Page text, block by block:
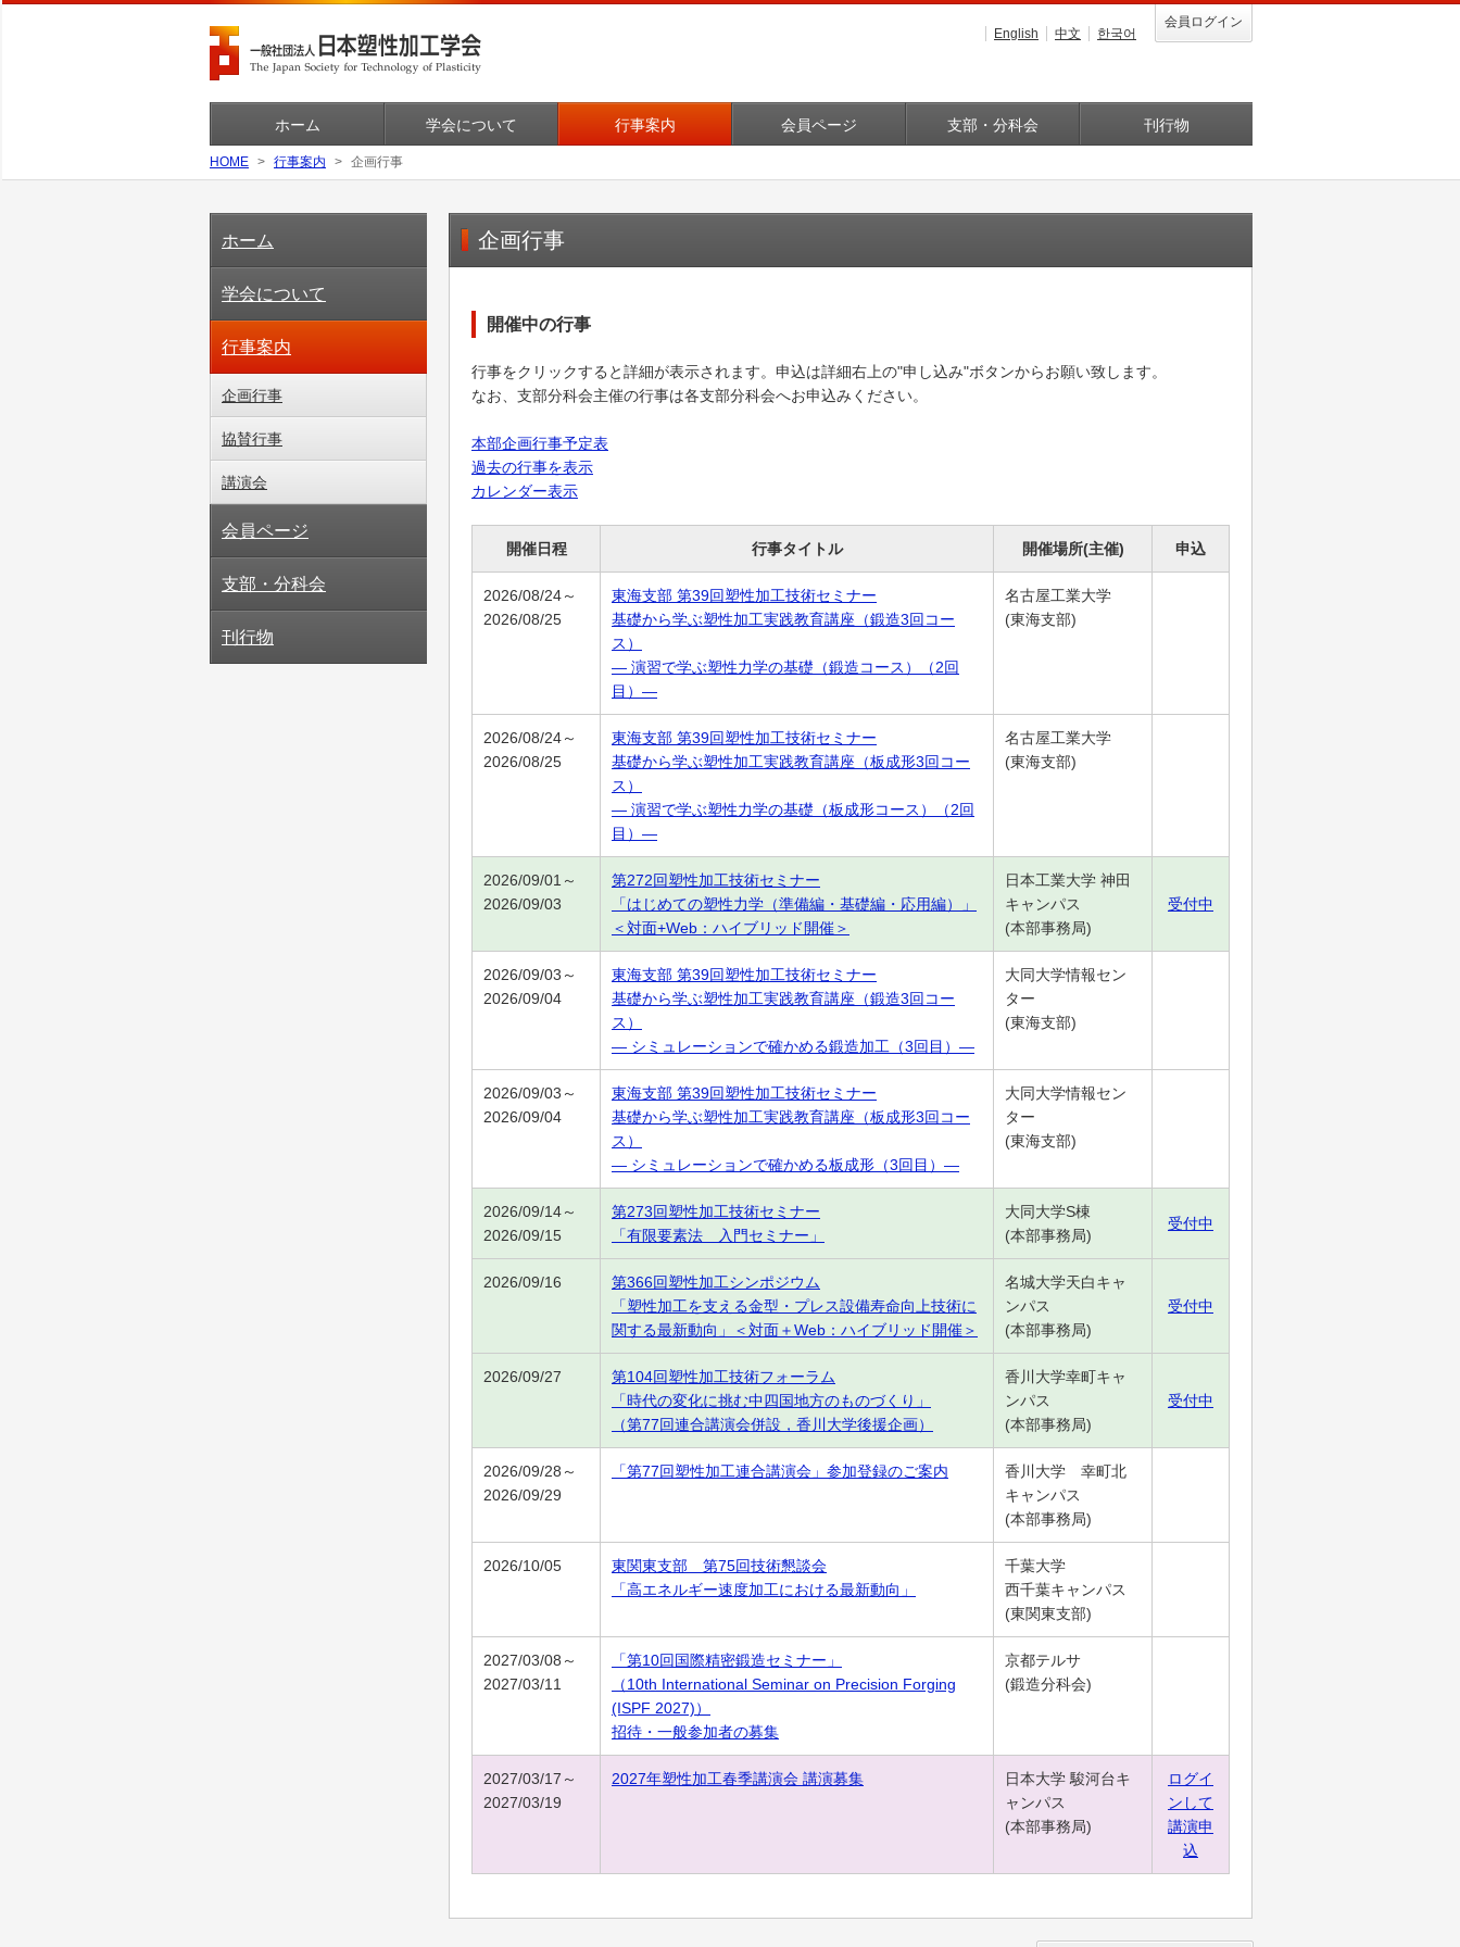
English 中文 한국어
会員ログイン
ホーム 学会について 行事案内 会員ページ 支部・分科会 刊行物
HOME 行事案内 企画行事
企画行事
開催中の行事
行事をクリックすると詳細が表示されます。申込は詳細右上の"申し込み"ボタンからお願い致します。
なお、支部分科会主催の行事は各支部分科会へお申込みください。
本部企画行事予定表
過去の行事を表示
カレンダー表示
開催日程 行事タイトル 開催場所(主催) 申込
2026/08/24～
2026/08/25
東海支部 第39回塑性加工技術セミナー
基礎から学ぶ塑性加工実践教育講座（鍛造3回コー
ス）
― 演習で学ぶ塑性力学の基礎（鍛造コース）（2回
目）―
名古屋工業大学
(東海支部)
2026/08/24～
2026/08/25
東海支部 第39回塑性加工技術セミナー
基礎から学ぶ塑性加工実践教育講座（板成形3回コー
ス）
― 演習で学ぶ塑性力学の基礎（板成形コース）（2回
目）―
名古屋工業大学
(東海支部)
2026/09/01～
2026/09/03
第272回塑性加工技術セミナー
「はじめての塑性力学（準備編・基礎編・応用編）」
＜対面+Web：ハイブリッド開催＞
日本工業大学 神田
キャンパス
(本部事務局)
受付中
2026/09/03～
2026/09/04
東海支部 第39回塑性加工技術セミナー
基礎から学ぶ塑性加工実践教育講座（鍛造3回コー
ス）
― シミュレーションで確かめる鍛造加工（3回目）―
大同大学情報セン
ター
(東海支部)
2026/09/03～
2026/09/04
東海支部 第39回塑性加工技術セミナー
基礎から学ぶ塑性加工実践教育講座（板成形3回コー
ス）
― シミュレーションで確かめる板成形（3回目）―
大同大学情報セン
ター
(東海支部)
2026/09/14～
2026/09/15
第273回塑性加工技術セミナー
「有限要素法 入門セミナー」
大同大学S棟
(本部事務局)
受付中
2026/09/16
第366回塑性加工シンポジウム
「塑性加工を支える金型・プレス設備寿命向上技術に
関する最新動向」＜対面＋Web：ハイブリッド開催＞
名城大学天白キャ
ンパス
(本部事務局)
受付中
2026/09/27
第104回塑性加工技術フォーラム
「時代の変化に挑む中四国地方のものづくり」
（第77回連合講演会併設，香川大学後援企画）
香川大学幸町キャ
ンパス
(本部事務局)
受付中
2026/09/28～
2026/09/29
「第77回塑性加工連合講演会」参加登録のご案内
香川大学 幸町北
キャンパス
(本部事務局)
2026/10/05
東関東支部 第75回技術懇談会
「高エネルギー速度加工における最新動向」
千葉大学
西千葉キャンパス
(東関東支部)
2027/03/08～
2027/03/11
「第10回国際精密鍛造セミナー」
（10th International Seminar on Precision Forging
(ISPF 2027)）
招待・一般参加者の募集
京都テルサ
(鍛造分科会)
2027/03/17～
2027/03/19
2027年塑性加工春季講演会 講演募集
日本大学 駿河台キ
ャンパス
(本部事務局)
ログイ
ンして
講演申
込
ホーム
学会について
行事案内
企画行事
協賛行事
講演会
会員ページ
支部・分科会
刊行物